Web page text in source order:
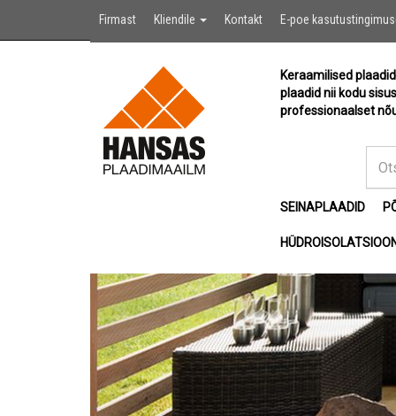
Firmast Kliendile Kontakt E-poe
Keraamilised
plaadid nii kodu
professionaalset
SEINAPLAADID